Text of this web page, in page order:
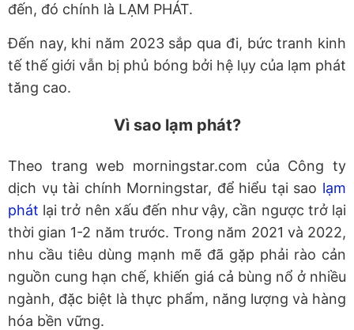
đến, đó chính là LẠM PHÁT.
Đến nay, khi năm 2023 sắp qua đi, bức tranh kinh
tế thế giới vẫn bị phủ bóng bởi hệ lụy của lạm phát
tăng cao.
Vì sao lạm phát?
Theo trang web morningstar.com của Công ty
dịch vụ tài chính Morningstar, để hiểu tại sao lạm
phát lại trở nên xấu đến như vậy, cần ngược trở lại
thời gian 1-2 năm trước. Trong năm 2021 và 2022,
nhu cầu tiêu dùng mạnh mẽ đã gặp phải rào cản
nguồn cung hạn chế, khiến giá cả bùng nổ ở nhiều
ngành, đặc biệt là thực phẩm, năng lượng và hàng
hóa bền vững.